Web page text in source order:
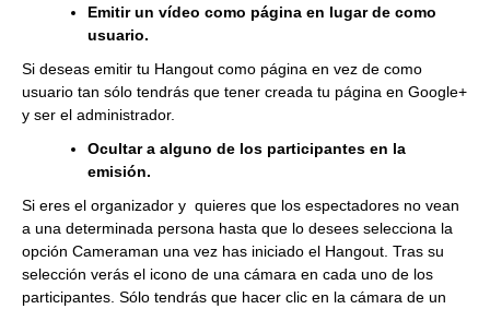
Emitir un vídeo como página en lugar de como
usuario.
Si deseas emitir tu Hangout como página en vez de como
usuario tan sólo tendrás que tener creada tu página en Google+
y ser el administrador.
Ocultar a alguno de los participantes en la
emisión.
Si eres el organizador y quieres que los espectadores no vean
a una determinada persona hasta que lo desees selecciona la
opción Cameraman una vez has iniciado el Hangout. Tras su
selección verás el icono de una cámara en cada uno de los
participantes. Sólo tendrás que hacer clic en la cámara de un